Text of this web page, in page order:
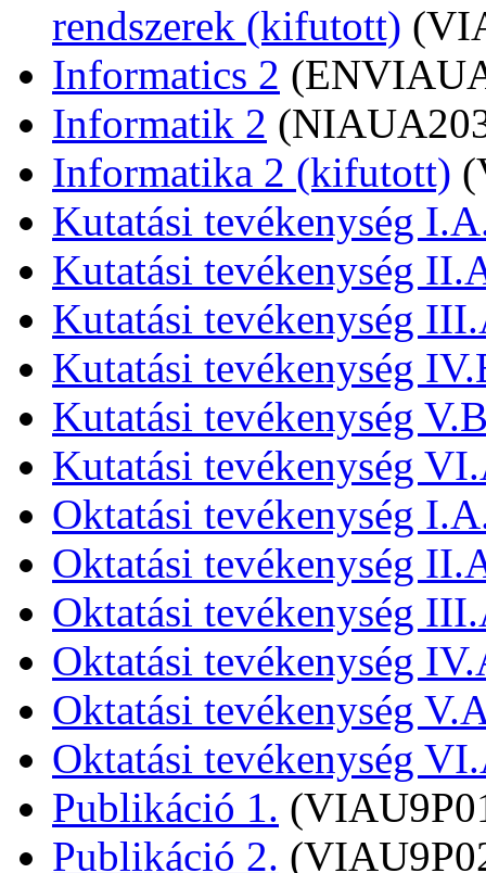
rendszerek (kifutott)
Informatics 2
Informatik 2
Informatika 2 (kifutott)
Kutatási tevékenység
Kutatási tevékenység
Kutatási tevékenység
Kutatási tevékenység
Kutatási tevékenység
Kutatási tevékenység
Oktatási tevékenység
Oktatási tevékenység
Oktatási tevékenység
Oktatási tevékenység
Oktatási tevékenység
Oktatási tevékenység
Publikáció 1.
Publikáció 2.